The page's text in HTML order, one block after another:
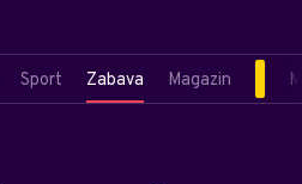
Sport Zabava Magazin